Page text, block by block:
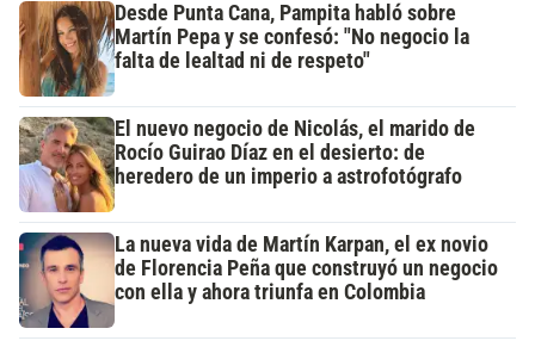
Desde Punta Cana, Pampita habló sobre
Martín Pepa y se confesó: "No negocio la
falta de lealtad ni de respeto"
El nuevo negocio de Nicolás, el marido de
Rocío Guirao Díaz en el desierto: de
heredero de un imperio a astrofotógrafo
La nueva vida de Martín Karpan, el ex novio
de Florencia Peña que construyó un negocio
con ella y ahora triunfa en Colombia